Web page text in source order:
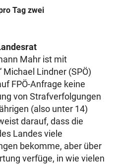
Tag zwei
Mahr ist mit
Michael Lindner (SPÖ)
FPÖ-Anfrage keine
von Strafverfolgungen
(also unter 14)
darauf, dass die
Landes viele
bekomme, aber über
verfüge, in wie vielen